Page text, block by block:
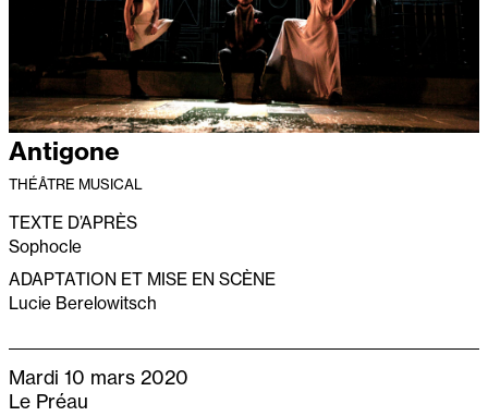
Antigone
THÉÂTRE MUSICAL
TEXTE D’APRÈS
Sophocle
ADAPTATION ET MISE EN SCÈNE
Lucie Berelowitsch
Mardi 10 mars 2020
Le Préau